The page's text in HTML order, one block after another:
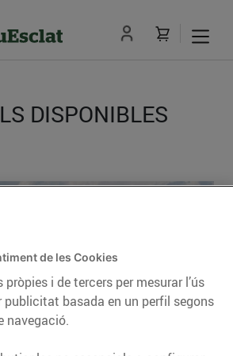
DISPONIBLES
de les Cookies
i de tercers per mesurar l’ús
publicitat basada en un perfil segons
navegació.